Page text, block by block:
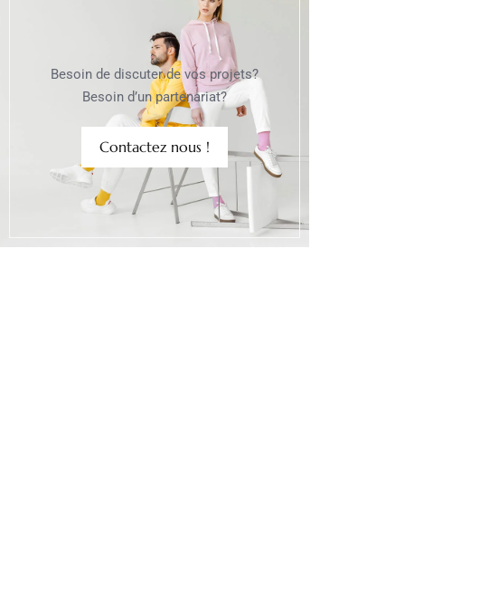
Besoin de discuter de vos projets?
Besoin d’un partenariat?
Contactez nous !